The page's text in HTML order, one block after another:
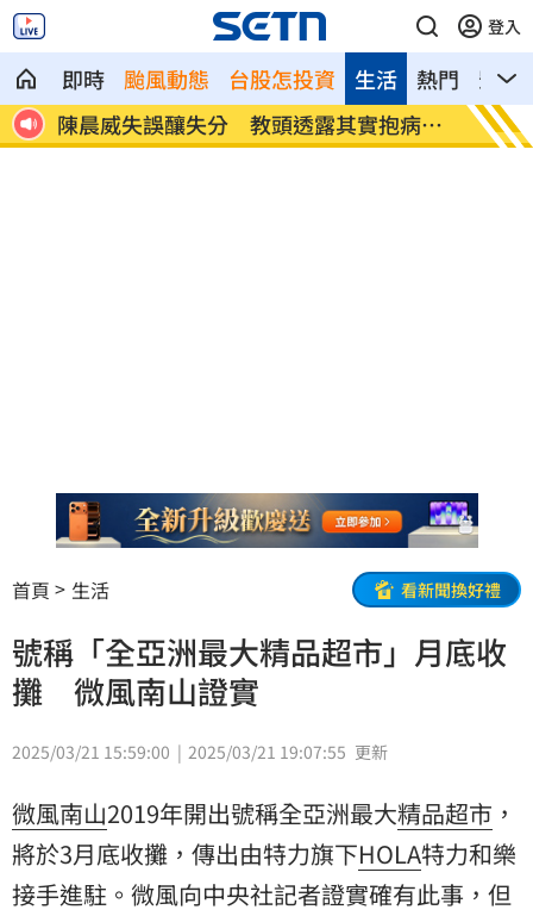
登入
即時 颱風動態 台股怎投資 熱門 影音
生活
電 陳晨威失誤釀失分 教頭透露其實抱病上
場
昆凌
況
首頁 生活 看新聞換好禮
號稱「全亞洲最大精品超市」月底收
攤 微風南山證實
2025/03/21 15:59:00 2025/03/21 19:07:55 更新
微風南山2019年開出號稱全亞洲最大精品超市 ，
將於3月底收攤，傳出由特力旗下HOLA特力和樂
接手進駐。微風向中央社記者證實確有此事，但